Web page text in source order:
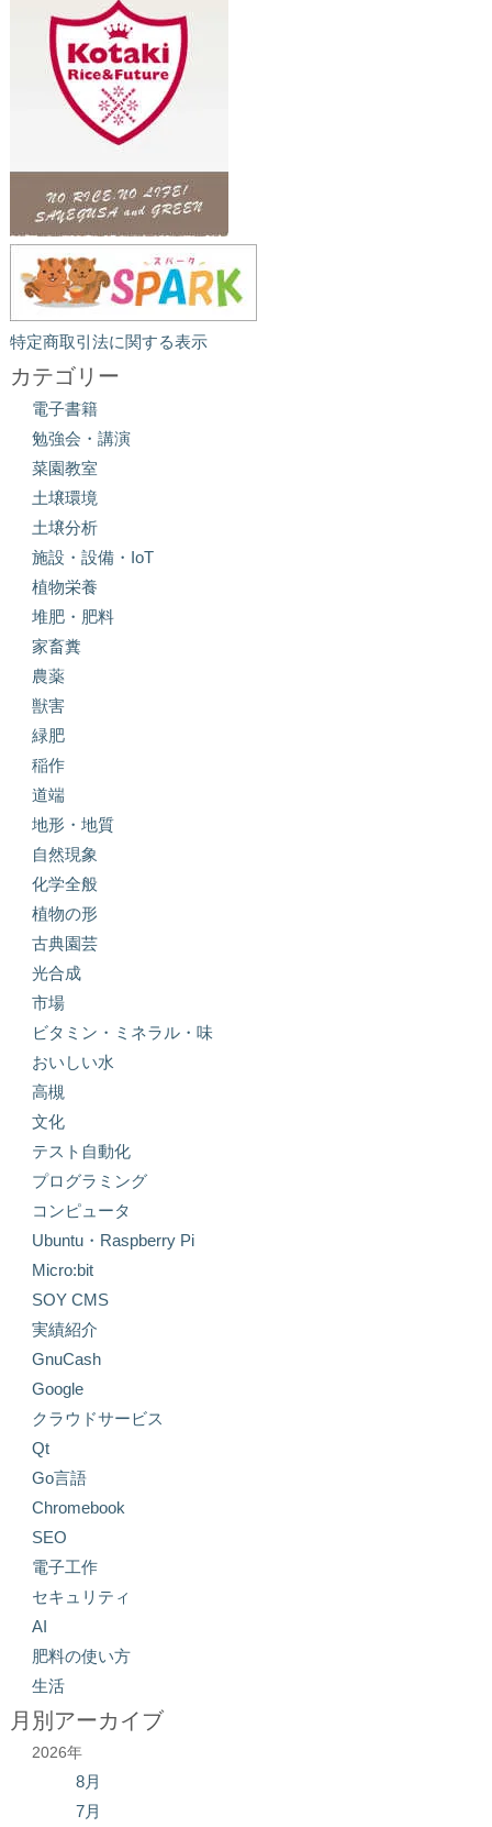
特定商取引法に関する表示
カテゴリー
電子書籍
勉強会・講演
菜園教室
土壌環境
土壌分析
施設・設備・IoT
植物栄養
堆肥・肥料
家畜糞
農薬
獣害
緑肥
稲作
道端
地形・地質
自然現象
化学全般
植物の形
古典園芸
光合成
市場
ビタミン・ミネラル・味
おいしい水
高槻
文化
テスト自動化
プログラミング
コンピュータ
Ubuntu・Raspberry Pi
Micro:bit
SOY CMS
実績紹介
GnuCash
Google
クラウドサービス
Qt
Go言語
Chromebook
SEO
電子工作
セキュリティ
AI
肥料の使い方
生活
月別アーカイブ
2026年
8月
7月